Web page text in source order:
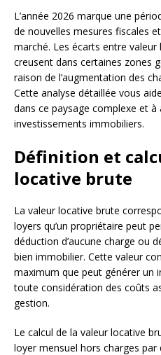
L’année 2026 marque une
de nouvelles mesures fiscales
marché. Les écarts entre
creusent dans certaines zones
raison de l’augmentation des
Cette analyse détaillée vous
dans ce paysage complexe et
investissements immobiliers.
Définition et
locative brute
La valeur locative brute
loyers qu’un propriétaire peut
déduction d’aucune charge ou
bien immobilier. Cette valeur
maximum que peut générer un
toute considération des coûts
gestion.
Le calcul de la valeur locative
loyer mensuel hors charges